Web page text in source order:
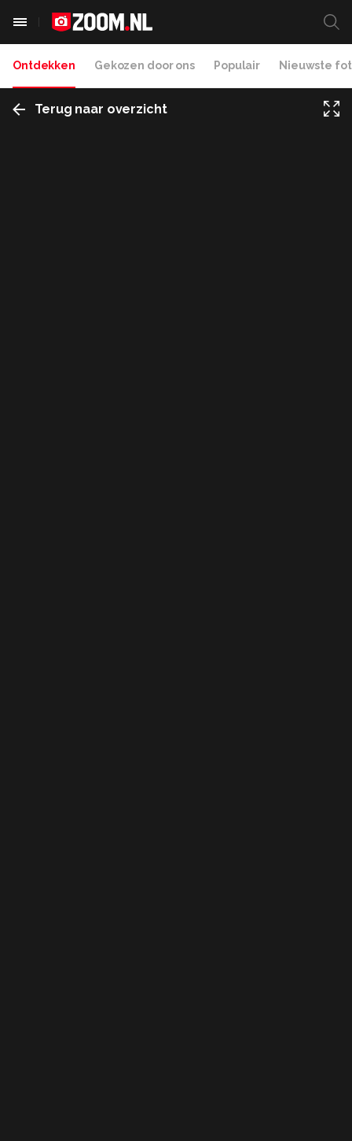
Ontdekken Gekozen door ons Populair Nieuwste
Terug naar overzicht